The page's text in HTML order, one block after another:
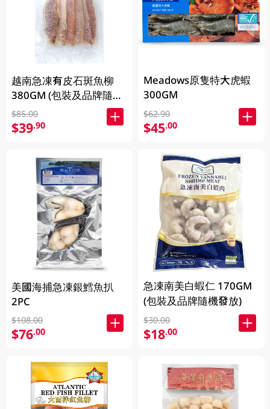
越南急凍有皮石斑魚柳
380GM (包裝及品牌隨機
發放)
$85.00
$39.90
美國海捕急凍銀鱈魚扒
2PC
$108.00
$76.00
Meadows原隻特大虎蝦
300GM
$62.90
$45.00
急凍南美白蝦仁 170GM
(包裝及品牌隨機發放)
$30.00
$18.00